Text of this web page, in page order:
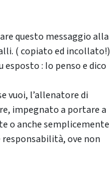
questo messaggio alla
( copiato ed incollato!)
: Io penso e dico
vuoi, l’allenatore di
impegnato a portare a
o anche semplicemente
responsabilità, ove non